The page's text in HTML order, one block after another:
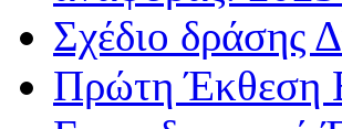
Σχέδιο δράσης
Πρώτη Έκθεση